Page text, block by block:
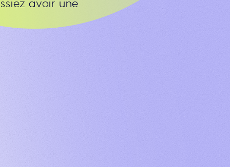
avoir une